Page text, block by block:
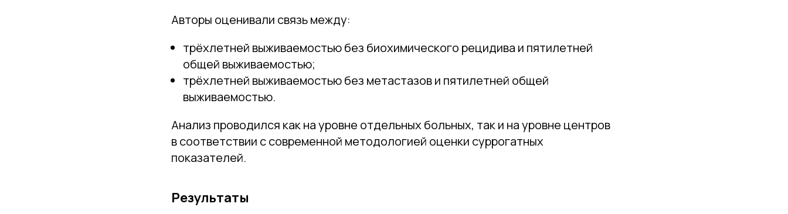
Авторы оценивали связь между:
трёхлетней выживаемостью без биохимического рецидива и пятилетней
общей выживаемостью;
трёхлетней выживаемостью без метастазов и пятилетней общей
выживаемостью.
Анализ проводился как на уровне отдельных больных, так и на уровне центров
в соответствии с современной методологией оценки суррогатных
показателей.
Результаты